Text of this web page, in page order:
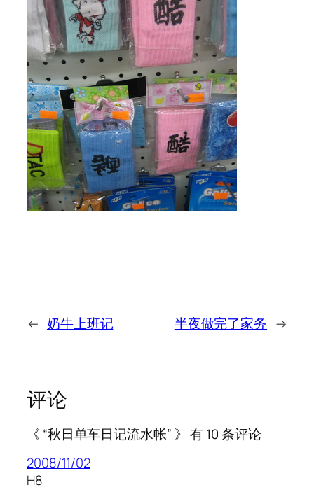
← 奶牛上班记 半夜做完了家务 →
评论
《 “秋日单车日记流水帐” 》 有 10 条评论
2008/11/02
H8